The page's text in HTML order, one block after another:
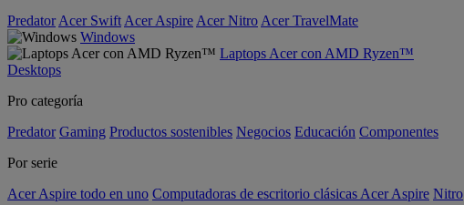
Predator Acer Swift Acer Aspire Acer Nitro Acer TravelMate
Windows
Laptops Acer con AMD Ryzen™
Desktops
Pro categoría
Predator Gaming Productos sostenibles Negocios Educación Componentes
Por serie
Acer Aspire todo en uno Computadoras de escritorio clásicas Acer Aspire Nitro